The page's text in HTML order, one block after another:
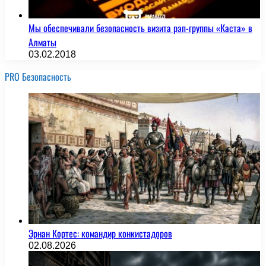
Мы обеспечивали безопасность визита рэп-группы «Каста» в
Алматы
03.02.2018
PRO Безопасность
Эрнан Кортес: командир конкистадоров
02.08.2026